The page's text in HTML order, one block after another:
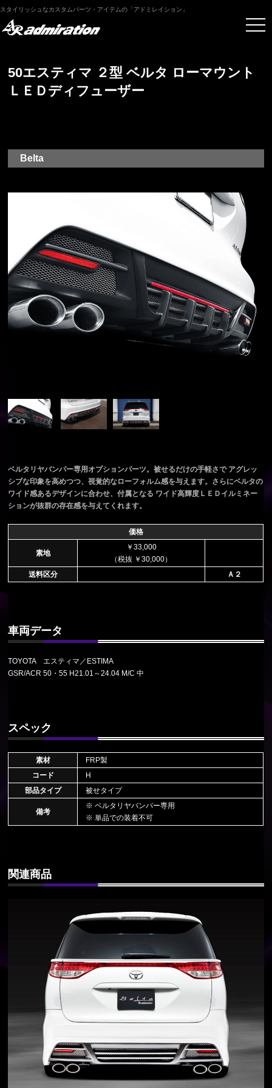
スタイリッシュなカスタムパーツ・アイテムの「アドミレイション」
50エスティマ ２型 ベルタ ローマウント
ＬＥＤディフューザー
Belta
ベルタリヤバンパー専用オプションパーツ。被せるだけの手軽さで アグレッ
シブな印象を高めつつ、視覚的なローフォルム感を与えます。さらにベルタの
ワイド感あるデザインに合わせ、付属となる ワイド高輝度ＬＥＤイルミネー
ションが抜群の存在感を与えてくれます。
価格
素地
￥33,000
（税抜 ￥30,000）
送料区分
Ａ２
車両データ
TOYOTA エスティマ／ESTIMA
GSR/ACR 50・55 H21.01～24.04 M/C 中
スペック
素材
FRP製
コード
H
部品タイプ
被せタイプ
備考
※ ベルタリヤバンパー専用
※ 単品での装着不可
関連商品